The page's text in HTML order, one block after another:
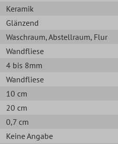
Keramik
Glänzend
Waschraum, Abstellraum, Flur
Wandfliese
4 bis 8mm
Wandfliese
10 cm
20 cm
0,7 cm
Keine Angabe